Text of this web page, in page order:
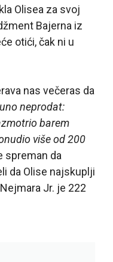
Olisea za svoj
Bajerna iz
otići, čak ni u
nas večeras da
neprodat:
barem
više od 200
spreman da
da Olise najskuplji
Jr. je 222